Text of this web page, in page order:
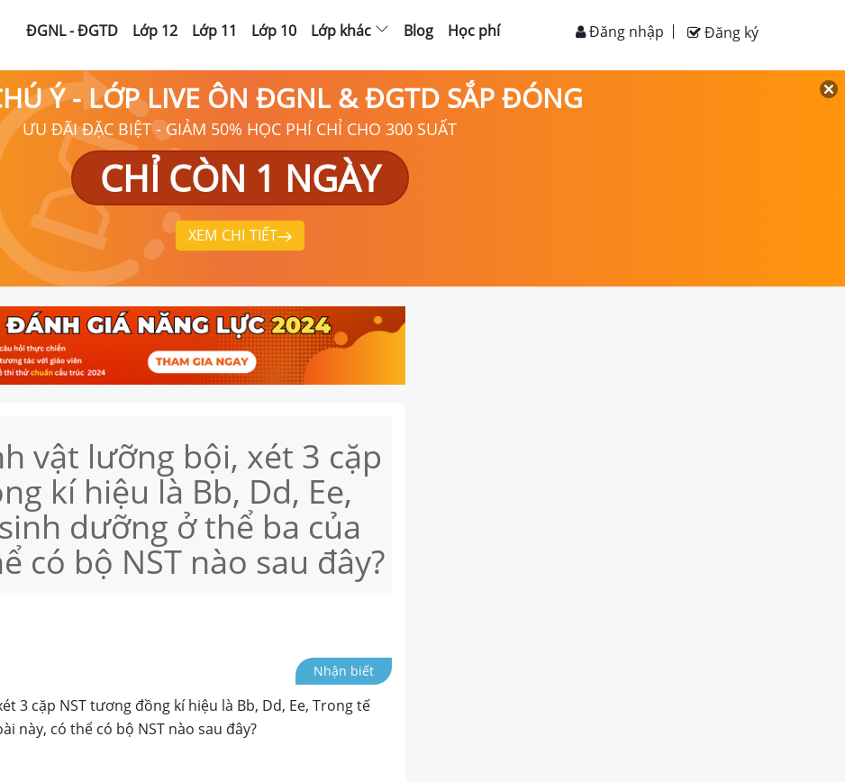
ĐGNL - ĐGTD Lớp 12 Lớp 11 Lớp 10 Lớp khác Blog Học phí Đăng ký
Đăng nhập
Ý - LỚP LIVE ÔN ĐGNL & ĐGTD SẮP ĐÓNG
ƯU ĐÃI ĐẶC BIỆT - GIẢM 50% HỌC PHÍ CHỈ CHO 300 SUẤT
CHỈ CÒN 1 NGÀY
XEM CHI TIẾT
vật lưỡng bội, xét 3 cặp
kí hiệu là Bb, Dd, Ee,
dưỡng ở thể ba của
có bộ NST nào sau đây?
Nhận biết
3 cặp NST tương đồng kí hiệu là Bb, Dd, Ee, Trong tế
này, có thể có bộ NST nào sau đây?